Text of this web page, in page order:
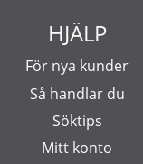
HJÄLP
För nya kunder
Så handlar du
Söktips
Mitt konto